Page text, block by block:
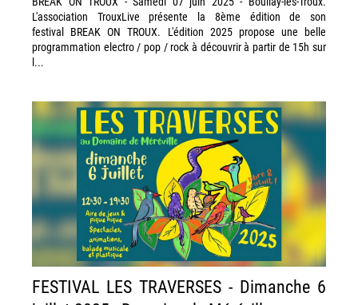
L'association TrouxLive présente la 8ème édition de son
festival BREAK ON TROUX. L'édition 2025 propose une belle
programmation electro / pop / rock à découvrir à partir de 15h sur
l...
FESTIVAL LES TRAVERSES - Dimanche 6